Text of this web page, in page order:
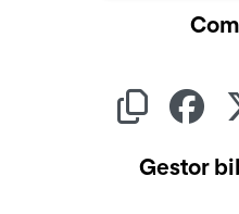
Gestor